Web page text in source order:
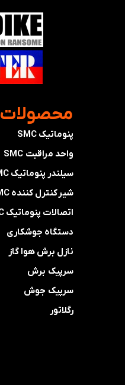
​محصولات
پنوماتیک SMC
واحد مراقبت SMC
سیلندر پنوماتیک SMC
شیر کنترل کننده SMC
اتصالات پنوماتیک SMC
دستگاه جوشکاری
نازل برش هوا گاز
سرپیک برش
سرپیک جوش
رگلاتور